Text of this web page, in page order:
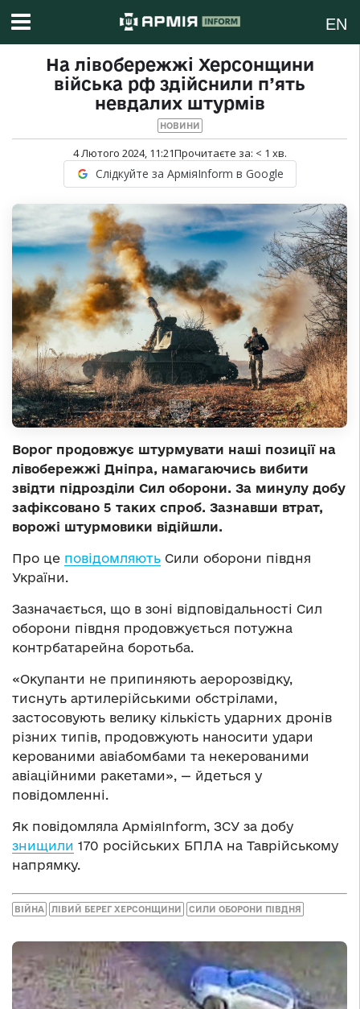
EN
На лівобережжі Херсонщини
війська рф здійснили п’ять
невдалих штурмів
НОВИНИ
4 Лютого 2024, 11:21Прочитаєте за: < 1 хв.
Слідкуйте за АрміяInform в Google
Ворог продовжує штурмувати наші позиції на
лівобережжі Дніпра, намагаючись вибити
звідти підрозділи Сил оборони. За минулу добу
зафіксовано 5 таких спроб. Зазнавши втрат,
ворожі штурмовики відійшли.
Про це повідомляють Сили оборони півдня
України.
Зазначається, що в зоні відповідальності Сил
оборони півдня продовжується потужна
контрбатарейна боротьба.
«Окупанти не припиняють аеророзвідку,
тиснуть артилерійськими обстрілами,
застосовують велику кількість ударних дронів
різних типів, продовжують наносити удари
керованими авіабомбами та некерованими
авіаційними ракетами», — йдеться у
повідомленні.
Як повідомляла АрміяInform, ЗСУ за добу
знищили 170 російських БПЛА на Таврійському
напрямку.
ВІЙНА ЛІВИЙ БЕРЕГ ХЕРСОНЩИНИ СИЛИ ОБОРОНИ ПІВДНЯ